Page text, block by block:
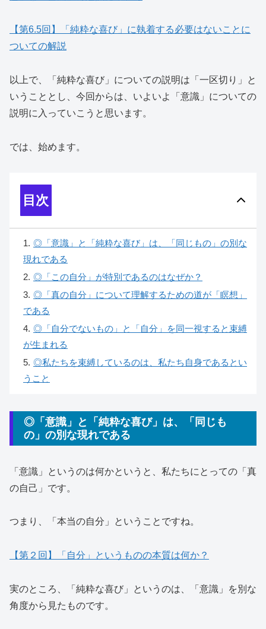
【第6.5回】「純粋な喜び」に執着する必要はないことに
ついての解説
以上で、「純粋な喜び」についての説明は「一区切り」と
いうこととし、今回からは、いよいよ「意識」についての
説明に入っていこうと思います。
では、始めます。
目次
1. ◎「意識」と「純粋な喜び」は、「同じもの」の別な
現れである
2. ◎「この自分」が特別であるのはなぜか？
3. ◎「真の自分」について理解するための道が「瞑想」
である
4. ◎「自分でないもの」と「自分」を同一視すると束縛
が生まれる
5. ◎私たちを束縛しているのは、私たち自身であるとい
うこと
◎「意識」と「純粋な喜び」は、「同じも
の」の別な現れである
「意識」というのは何かというと、私たちにとっての「真
の自己」です。
つまり、「本当の自分」ということですね。
【第２回】「自分」というものの本質は何か？
実のところ、「純粋な喜び」というのは、「意識」を別な
角度から見たものです。